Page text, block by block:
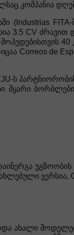
კომპანია
(Industrias
3.5 CV ძრავით
40
Correos de
ს
მყარი
უგზოობის
ახალი